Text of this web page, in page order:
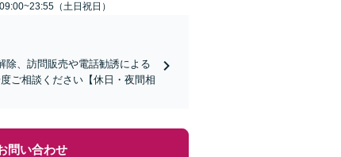
（土日祝日）
除、訪問販売や電話勧誘による
ご相談ください【休日・夜間相
問い合わせ